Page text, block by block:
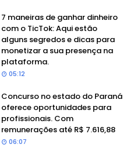
7 maneiras de ganhar dinheiro
com o TicTok: Aqui estão
alguns segredos e dicas para
monetizar a sua presença na
plataforma.
05:12
Concurso no estado do Paraná
oferece oportunidades para
profissionais. Com
remunerações até R$ 7.616,88
06:07